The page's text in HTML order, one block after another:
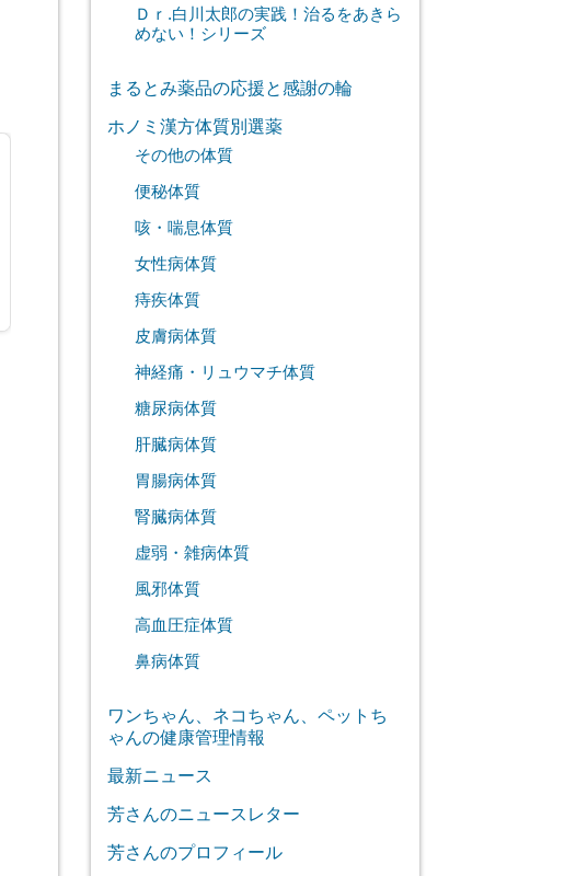
Ｄｒ.白川太郎の実践！治るをあきら
めない！シリーズ
まるとみ薬品の応援と感謝の輪
ホノミ漢方体質別選薬
その他の体質
便秘体質
咳・喘息体質
女性病体質
痔疾体質
皮膚病体質
神経痛・リュウマチ体質
糖尿病体質
肝臓病体質
胃腸病体質
腎臓病体質
虚弱・雑病体質
風邪体質
高血圧症体質
鼻病体質
ワンちゃん、ネコちゃん、ペットち
ゃんの健康管理情報
最新ニュース
芳さんのニュースレター
芳さんのプロフィール